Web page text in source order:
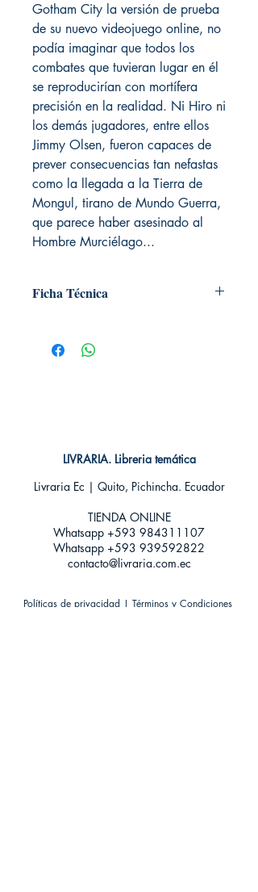
Gotham City la versión de prueba
de su nuevo videojuego online, no
podía imaginar que todos los
combates que tuvieran lugar en él
se reproducirían con mortífera
precisión en la realidad. Ni Hiro ni
los demás jugadores, entre ellos
Jimmy Olsen, fueron capaces de
prever consecuencias tan nefastas
como la llegada a la Tierra de
Mongul, tirano de Mundo Guerra,
que parece haber asesinado al
Hombre Murciélago...
Ficha Técnica
Editorial: ECC
Idioma: Castellano
LIVRARIA. Libreria temática
Livraria Ec | Quito, Pichincha. Ecuador
TIENDA ONLINE​
Whatsapp +593 984311107
Whatsapp +593 939592822
contacto@livraria.com.ec
Políticas de privacidad | Términos y Condiciones